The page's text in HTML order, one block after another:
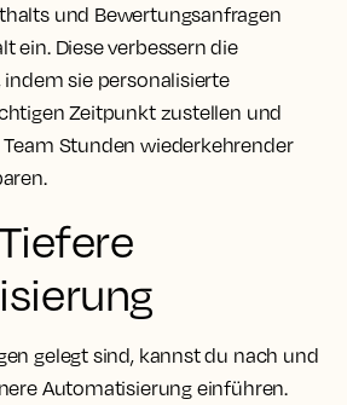
und Bewertungsanfragen
ein. Diese verbessern die
sie personalisierte
Zeitpunkt zustellen und
Stunden wiederkehrender
gelegt sind, kannst du nach und
Automatisierung einführen.